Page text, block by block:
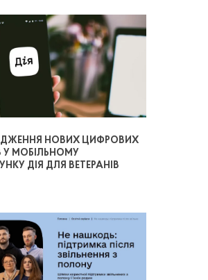
НОВИХ ЦИФРОВИХ
У МОБІЛЬНОМУ
ДІЯ ДЛЯ ВЕТЕРАНІВ